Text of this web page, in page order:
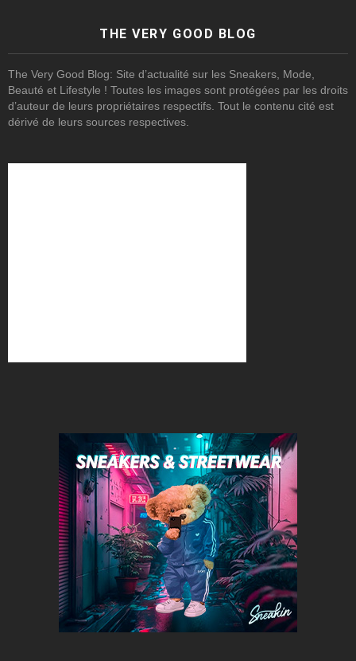
THE VERY GOOD BLOG
The Very Good Blog: Site d’actualité sur les Sneakers, Mode,
Beauté et Lifestyle ! Toutes les images sont protégées par les droits
d’auteur de leurs propriétaires respectifs. Tout le contenu cité est
dérivé de leurs sources respectives.